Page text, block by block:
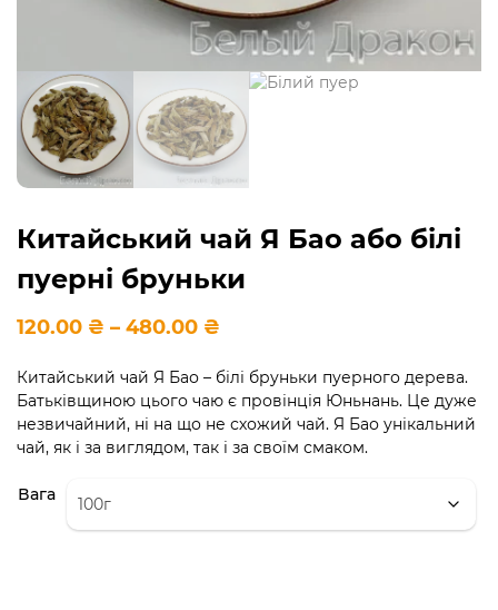
Китайський чай Я Бао або білі
пуерні бруньки
120.00 ₴ – 480.00 ₴
Діапазон
від
120.00 ₴
до
480.00 ₴
Китайський чай Я Бао – білі бруньки пуерного дерева.
Батьківщиною цього чаю є провінція Юньнань. Це дуже
незвичайний, ні на що не схожий чай. Я Бао унікальний
чай, як і за виглядом, так і за своїм смаком.
Вага